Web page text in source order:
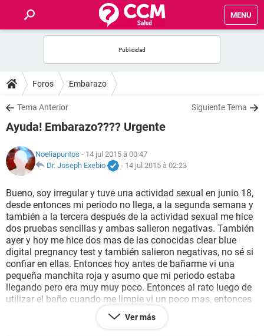
MENU
FORUMS
SALUD
FAMILIA
NUTRICIÓN
BIENESTAR
SEXUALIDAD
GLOSARIO
Foros Embarazo
Tema Anterior Siguiente Tema
Ayuda! Embarazo???? Urgente
Noeliapuntos - 14 jul 2015 à 00:47
Dr. Joseph Exebio
- 14 jul 2015 à 02:23
Bueno, soy irregular y tuve una actividad sexual en junio 18,
desde entonces mi periodo no llega, a la segunda semana y
también a la tercera después de la actividad sexual me hice
dos pruebas sencillas y ambas salieron negativas. También
ayer y hoy me hice dos mas de las conocidas clear blue
digital pregnancy test y también salieron negativas, no sé si
confiar en ellas. Entonces hoy antes de bañarme vi una
pequeña manchita roja y asumo que mi periodo estaba
llegando pero era muy muy poco. Entonces al rato luego de
utilizar el baño cuando me limpie vi un poco mas, entonces
ahora no veo mas nada. Todo esto ocurrió hoy, ¿debo
preocuparme?, se que soy irregular pero esta pasando
Ver más